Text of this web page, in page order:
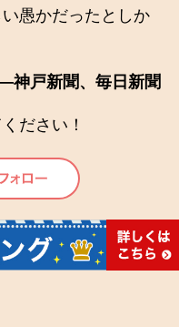
愚かだったとしか
神戸新聞、毎日新聞
ださい！